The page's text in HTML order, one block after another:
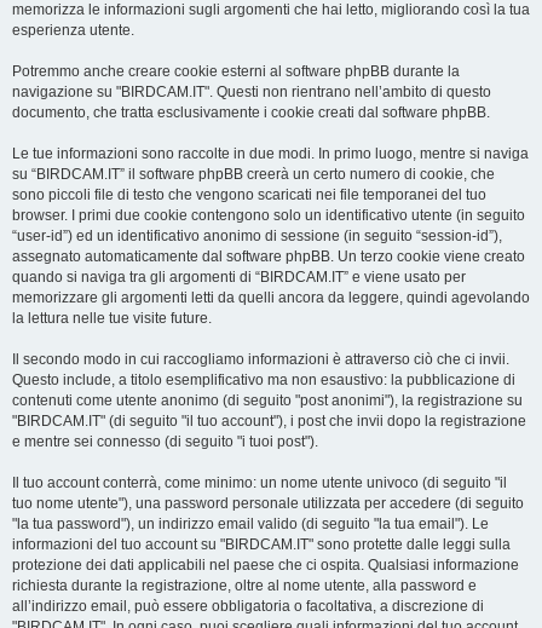
memorizza le informazioni sugli argomenti che hai letto, migliorando così la tua
esperienza utente.
Potremmo anche creare cookie esterni al software phpBB durante la
navigazione su "BIRDCAM.IT". Questi non rientrano nell’ambito di questo
documento, che tratta esclusivamente i cookie creati dal software phpBB.
Le tue informazioni sono raccolte in due modi. In primo luogo, mentre si naviga
su “BIRDCAM.IT” il software phpBB creerà un certo numero di cookie, che
sono piccoli file di testo che vengono scaricati nei file temporanei del tuo
browser. I primi due cookie contengono solo un identificativo utente (in seguito
“user-id”) ed un identificativo anonimo di sessione (in seguito “session-id”),
assegnato automaticamente dal software phpBB. Un terzo cookie viene creato
quando si naviga tra gli argomenti di “BIRDCAM.IT” e viene usato per
memorizzare gli argomenti letti da quelli ancora da leggere, quindi agevolando
la lettura nelle tue visite future.
Il secondo modo in cui raccogliamo informazioni è attraverso ciò che ci invii.
Questo include, a titolo esemplificativo ma non esaustivo: la pubblicazione di
contenuti come utente anonimo (di seguito "post anonimi"), la registrazione su
"BIRDCAM.IT" (di seguito "il tuo account"), i post che invii dopo la registrazione
e mentre sei connesso (di seguito "i tuoi post").
Il tuo account conterrà, come minimo: un nome utente univoco (di seguito "il
tuo nome utente"), una password personale utilizzata per accedere (di seguito
"la tua password"), un indirizzo email valido (di seguito "la tua email"). Le
informazioni del tuo account su "BIRDCAM.IT" sono protette dalle leggi sulla
protezione dei dati applicabili nel paese che ci ospita. Qualsiasi informazione
richiesta durante la registrazione, oltre al nome utente, alla password e
all’indirizzo email, può essere obbligatoria o facoltativa, a discrezione di